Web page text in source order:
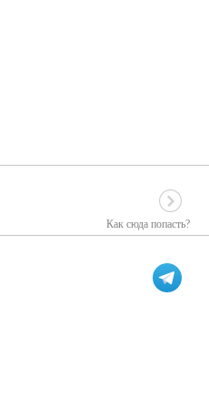
Как сюда попасть?